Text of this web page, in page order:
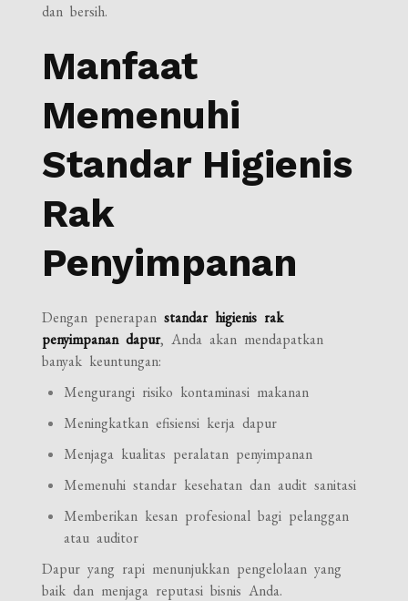
dan bersih.
Manfaat
Memenuhi
Standar Higienis
Rak
Penyimpanan
Dengan penerapanstandar higienis rak
penyimpanan dapur, Anda akan mendapatkan
banyak keuntungan:
Mengurangi risiko kontaminasi makanan
Meningkatkan efisiensi kerja dapur
Menjaga kualitas peralatan penyimpanan
Memenuhi standar kesehatan dan audit sanitasi
Memberikan kesan profesional bagi pelanggan
atau auditor
Dapur yang rapi menunjukkan pengelolaan yang
baik dan menjaga reputasi bisnis Anda.